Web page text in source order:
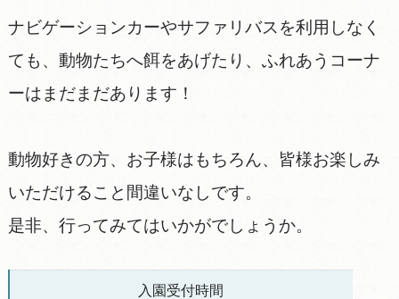
ナビゲーションカーやサファリバスを利用しなく
ても、動物たちへ餌をあげたり、ふれあうコーナ
ーはまだまだあります！
動物好きの方、お子様はもちろん、皆様お楽しみ
いただけること間違いなしです。
是非、行ってみてはいかがでしょうか。
入園受付時間